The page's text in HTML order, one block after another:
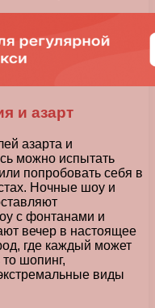
и азарт
азарта и
можно испытать
попробовать себя в
Ночные шоу и
с фонтанами и
вечер в настоящее
где каждый может
шопинг,
виды